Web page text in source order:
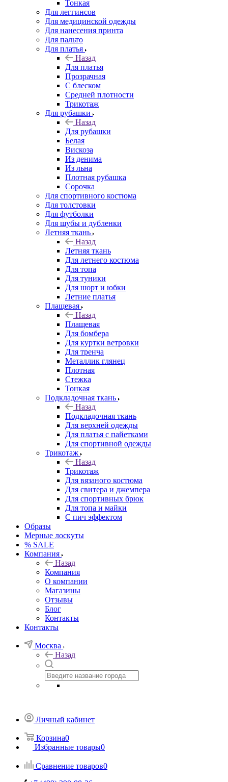
Тонкая
Для леггинсов
Для медицинской одежды
Для нанесения принта
Для пальто
Для платья
Назад
Для платья
Прозрачная
С блеском
Средней плотности
Трикотаж
Для рубашки
Назад
Для рубашки
Белая
Вискоза
Из денима
Из льна
Плотная рубашка
Сорочка
Для спортивного костюма
Для толстовки
Для футболки
Для шубы и дубленки
Летняя ткань
Назад
Летняя ткань
Для летнего костюма
Для топа
Для туники
Для шорт и юбки
Летние платья
Плащевая
Назад
Плащевая
Для бомбера
Для куртки ветровки
Для тренча
Металлик глянец
Плотная
Стежка
Тонкая
Подкладочная ткань
Назад
Подкладочная ткань
Для верхней одежды
Для платья с пайетками
Для спортивной одежды
Трикотаж
Назад
Трикотаж
Для вязаного костюма
Для свитера и джемпера
Для спортивных брюк
Для топа и майки
С пич эффектом
Образы
Мерные лоскуты
% SALE
Компания
Назад
Компания
О компании
Магазины
Отзывы
Блог
Контакты
Контакты
Москва
Назад
Личный кабинет
Корзина0
Избранные товары0
Сравнение товаров0